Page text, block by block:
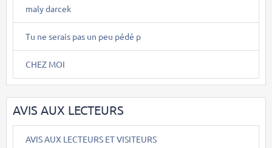
maly darcek
Tu ne serais pas un peu pédé p
CHEZ MOI
AVIS AUX LECTEURS
AVIS AUX LECTEURS ET VISITEURS